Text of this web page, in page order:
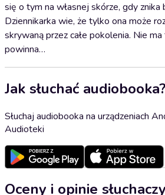
się o tym na własnej skórze, gdy znika
Dziennikarka wie, że tylko ona może
skrywaną przez całe pokolenia. Nie
powinna…
Jak słuchać audiobooka?
Słuchaj audiobooka na urządzeniach
Audioteki
Oceny i opinie słuchaczy